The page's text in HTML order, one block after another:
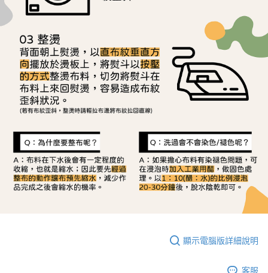
顯示電腦版詳細說明
客服